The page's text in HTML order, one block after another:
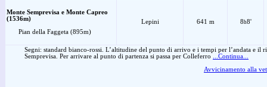
Monte Semprevisa e Monte Capreo
(1536m)
Pian della Faggeta (895m)
Lepini 641 m 8h8'
Segni: standard bianco-rossi. L’altitudine del punto di arrivo e i tempi per l’andata e il
Semprevisa. Per arrivare al punto di partenza si passa per Colleferro
...Continua...
Avvicinamento alla